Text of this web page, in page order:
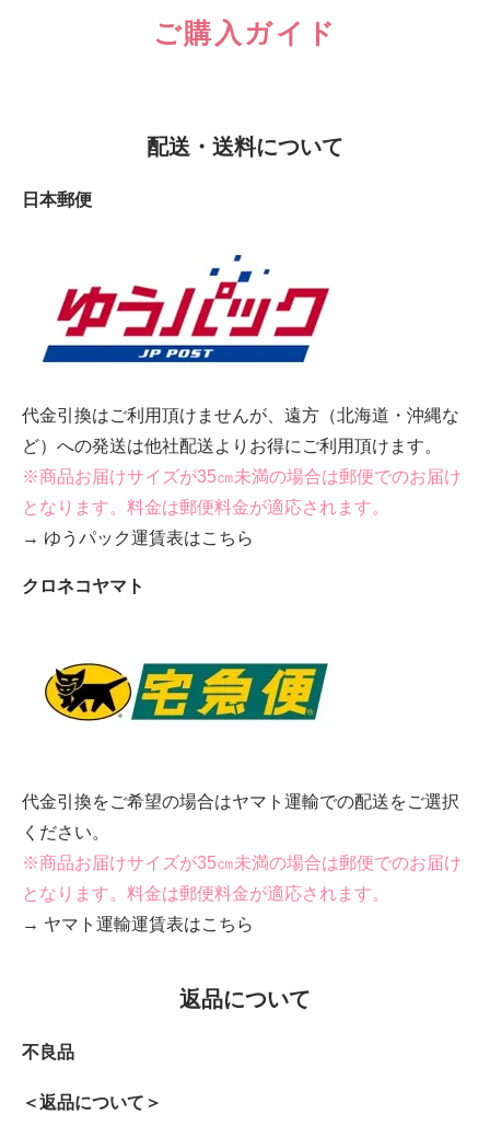
ご購入ガイド
配送・送料について
日本郵便
代金引換はご利用頂けませんが、遠方（北海道・沖縄な
ど）への発送は他社配送よりお得にご利用頂けます。
※商品お届けサイズが35㎝未満の場合は郵便でのお届け
となります。料金は郵便料金が適応されます。
→ ゆうパック運賃表はこちら
クロネコヤマト
代金引換をご希望の場合はヤマト運輸での配送をご選択
ください。
※商品お届けサイズが35㎝未満の場合は郵便でのお届け
となります。料金は郵便料金が適応されます。
→ ヤマト運輸運賃表はこちら
返品について
不良品
＜返品について＞